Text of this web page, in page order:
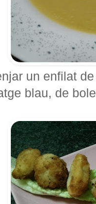
un enfilat
blau, de